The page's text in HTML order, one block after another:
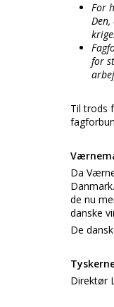
For
for
Til trods
Da
de nu
danske
De
Direktør